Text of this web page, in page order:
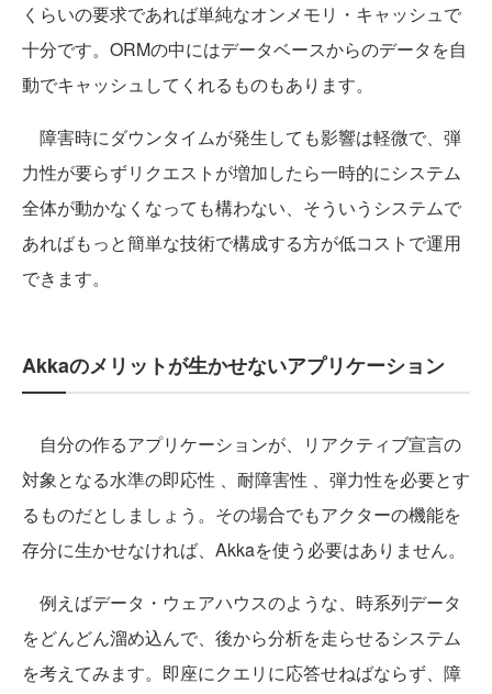
くらいの要求であれば単純なオンメモリ・キャッシュで
十分です。ORMの中にはデータベースからのデータを自
動でキャッシュしてくれるものもあります。
障害時にダウンタイムが発生しても影響は軽微で、弾
力性が要らずリクエストが増加したら一時的にシステム
全体が動かなくなっても構わない、そういうシステムで
あればもっと簡単な技術で構成する方が低コストで運用
できます。
Akkaのメリットが生かせないアプリケーション
自分の作るアプリケーションが、リアクティブ宣言の
対象となる水準の即応性 、耐障害性 、弾力性を必要とす
るものだとしましょう。その場合でもアクターの機能を
存分に生かせなければ、Akkaを使う必要はありません。
例えばデータ・ウェアハウスのような、時系列データ
をどんどん溜め込んで、後から分析を走らせるシステム
を考えてみます。即座にクエリに応答せねばならず、障